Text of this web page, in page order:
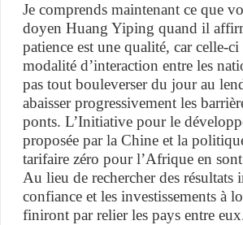
Je comprends maintenant ce que
doyen Huang Yiping quand il
patience est une qualité, car celle-ci
modalité d’interaction entre les
pas tout bouleverser du jour au
abaisser progressivement les
ponts. L’Initiative pour le
proposée par la Chine et la
tarifaire zéro pour l’Afrique en
Au lieu de rechercher des résultats
confiance et les investissements à
finiront par relier les pays entre